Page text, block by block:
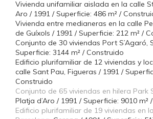
Vivienda unifamiliar aislada en la calle
Aro / 1991 / Superficie: 486 m² /
Vivienda entre medianeras en la calle
de Guíxols / 1991 / Superficie: 212 m² /
Conjunto de 30 viviendas Port S’Agaró,
Superficie: 3144 m² / Construido
Edificio plurifamiliar de 12 viviendas y
calle Sant Pau, Figueras / 1991 /
Construido
Conjunto de 65 viviendas en hilera Park
Platja d’Aro / 1991 / Superficie: 9010 m²
Edificio plurifamiliar de 19 viviendas en